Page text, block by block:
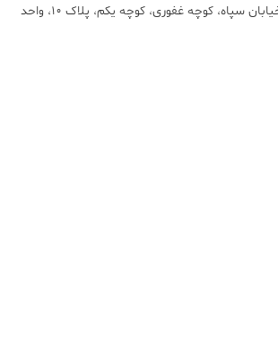
تهران، انقلاب، خیابان سپاه، کوچه غفوری، کوچه یکم، پلاک 10، واحد